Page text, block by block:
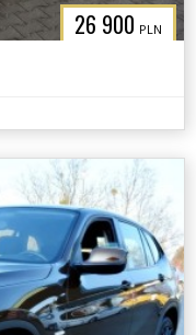
26 900 PLN